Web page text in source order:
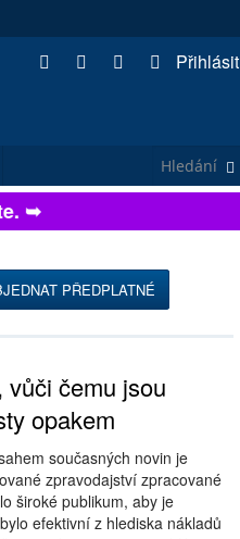
Přihlásit
➥
PŘEDPLATNÉ
vůči čemu jsou
opakem
současných novin je
zpravodajství zpracované
široké publikum, aby je
efektivní z hlediska nákladů